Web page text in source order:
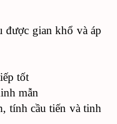
được gian khổ và áp
tốt
mẫn
tính cầu tiến và tinh